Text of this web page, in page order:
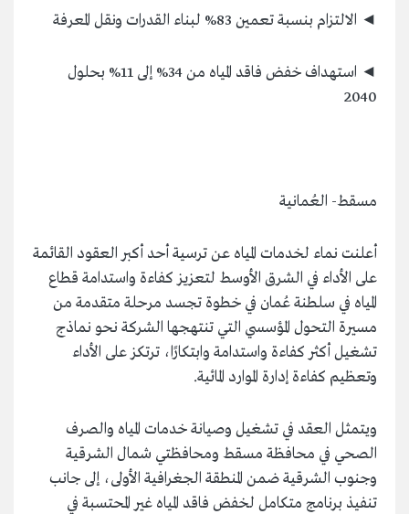
◄ الالتزام بنسبة تعمين 83% لبناء القدرات ونقل المعرفة
◄ استهداف خفض فاقد المياه من 34% إلى 11% بحلول
2040
مسقط- العُمانية
أعلنت نماء لخدمات المياه عن ترسية أحد أكبر العقود القائمة
على الأداء في الشرق الأوسط لتعزيز كفاءة واستدامة قطاع
المياه في سلطنة عُمان في خطوة تجسد مرحلة متقدمة من
مسيرة التحول المؤسسي التي تنتهجها الشركة نحو نماذج
تشغيل أكثر كفاءة واستدامة وابتكارًا، ترتكز على الأداء
وتعظيم كفاءة إدارة الموارد المائية.
ويتمثل العقد في تشغيل وصيانة خدمات المياه والصرف
الصحي في محافظة مسقط ومحافظتي شمال الشرقية
وجنوب الشرقية ضمن المنطقة الجغرافية الأولى، إلى جانب
تنفيذ برنامج متكامل لخفض فاقد المياه غير المحتسبة في